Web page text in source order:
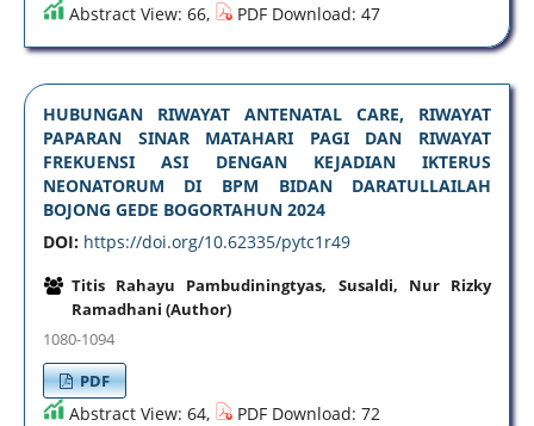
Abstract View: 66, PDF Download: 47
HUBUNGAN RIWAYAT ANTENATAL CARE, RIWAYAT
PAPARAN SINAR MATAHARI PAGI DAN RIWAYAT
FREKUENSI ASI DENGAN KEJADIAN IKTERUS
NEONATORUM DI BPM BIDAN DARATULLAILAH
BOJONG GEDE BOGORTAHUN 2024
DOI: https://doi.org/10.62335/pytc1r49
Titis Rahayu Pambudiningtyas, Susaldi, Nur Rizky
Ramadhani (Author)
1080-1094
PDF
Abstract View: 64, PDF Download: 72